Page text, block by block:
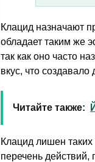
Клацид назначают
обладает таким же
так как оно часто
вкус, что
Читайте также:
Клацид лишен таких
перечень действий,